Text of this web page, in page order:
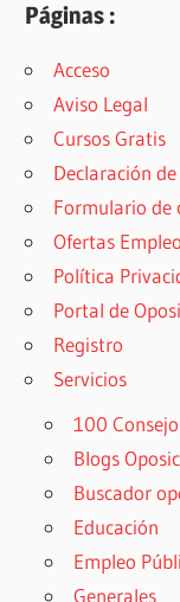
Páginas :
Acceso
Aviso Legal
Cursos Gratis
Declaración
Formulario de
Ofertas Empleo
Política
Portal de
Registro
Servicios
100
Blogs
Buscador
Educación
Empleo
Generales